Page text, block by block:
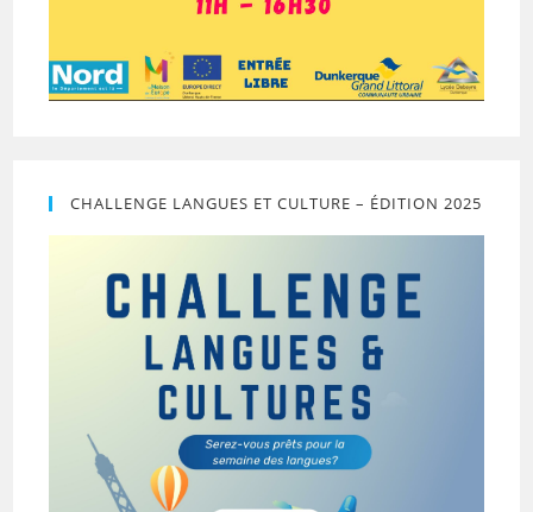
CHALLENGE LANGUES ET CULTURE – ÉDITION 2025